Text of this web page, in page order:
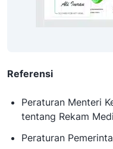
Referensi
Peraturan Menteri
tentang Rekam
Peraturan